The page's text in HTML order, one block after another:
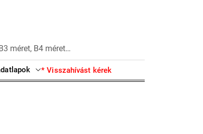
méret, B4 méret…
* Visszahívást kérek